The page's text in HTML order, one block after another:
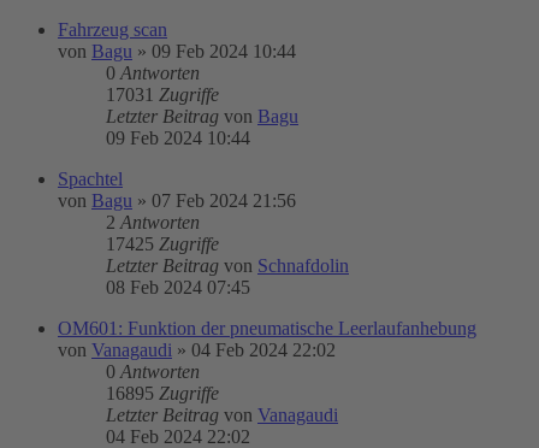
Fahrzeug scan
von Bagu » 09 Feb 2024 10:44
0 Antworten
17031 Zugriffe
Letzter Beitrag von Bagu
09 Feb 2024 10:44
Spachtel
von Bagu » 07 Feb 2024 21:56
2 Antworten
17425 Zugriffe
Letzter Beitrag von Schnafdolin
08 Feb 2024 07:45
OM601: Funktion der pneumatische Leerlaufanhebung
von Vanagaudi » 04 Feb 2024 22:02
0 Antworten
16895 Zugriffe
Letzter Beitrag von Vanagaudi
04 Feb 2024 22:02